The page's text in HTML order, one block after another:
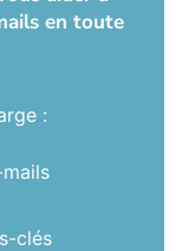
en toute
:
clés